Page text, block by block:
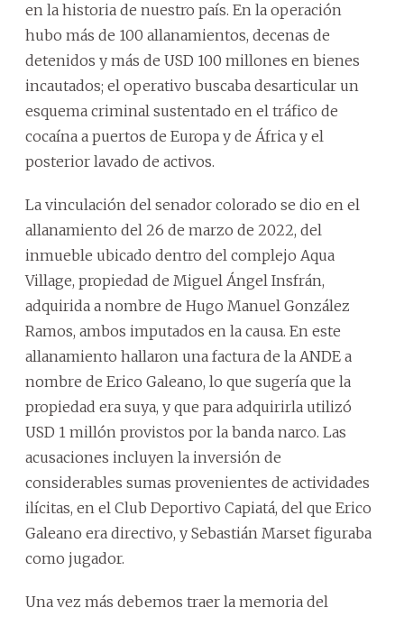
en la historia de nuestro país. En la operación
hubo más de 100 allanamientos, decenas de
detenidos y más de USD 100 millones en bienes
incautados; el operativo buscaba desarticular un
esquema criminal sustentado en el tráfico de
cocaína a puertos de Europa y de África y el
posterior lavado de activos.
La vinculación del senador colorado se dio en el
allanamiento del 26 de marzo de 2022, del
inmueble ubicado dentro del complejo Aqua
Village, propiedad de Miguel Ángel Insfrán,
adquirida a nombre de Hugo Manuel González
Ramos, ambos imputados en la causa. En este
allanamiento hallaron una factura de la ANDE a
nombre de Erico Galeano, lo que sugería que la
propiedad era suya, y que para adquirirla utilizó
USD 1 millón provistos por la banda narco. Las
acusaciones incluyen la inversión de
considerables sumas provenientes de actividades
ilícitas, en el Club Deportivo Capiatá, del que Erico
Galeano era directivo, y Sebastián Marset figuraba
como jugador.
Una vez más debemos traer la memoria del